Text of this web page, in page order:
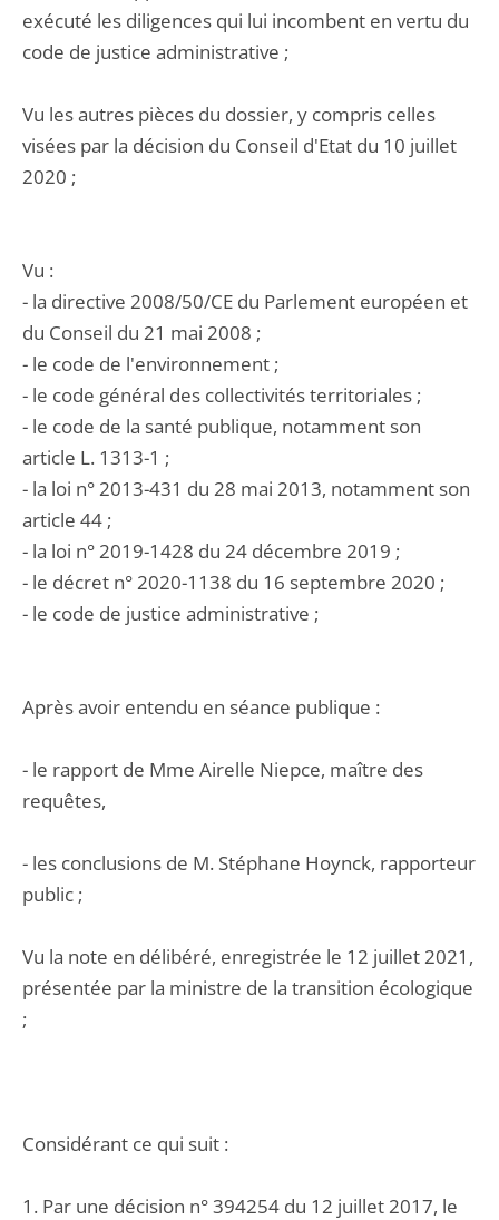
exécuté les diligences qui lui incombent en vertu du
code de justice administrative ;
Vu les autres pièces du dossier, y compris celles
visées par la décision du Conseil d'Etat du 10 juillet
2020 ;
Vu :
- la directive 2008/50/CE du Parlement européen et
du Conseil du 21 mai 2008 ;
- le code de l'environnement ;
- le code général des collectivités territoriales ;
- le code de la santé publique, notamment son
article L. 1313-1 ;
- la loi n° 2013-431 du 28 mai 2013, notamment son
article 44 ;
- la loi n° 2019-1428 du 24 décembre 2019 ;
- le décret n° 2020-1138 du 16 septembre 2020 ;
- le code de justice administrative ;
Après avoir entendu en séance publique :
- le rapport de Mme Airelle Niepce, maître des
requêtes,
- les conclusions de M. Stéphane Hoynck, rapporteur
public ;
Vu la note en délibéré, enregistrée le 12 juillet 2021,
présentée par la ministre de la transition écologique
;
Considérant ce qui suit :
1. Par une décision n° 394254 du 12 juillet 2017, le